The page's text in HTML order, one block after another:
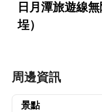
日月潭旅遊線
埕）
周邊資訊
景點